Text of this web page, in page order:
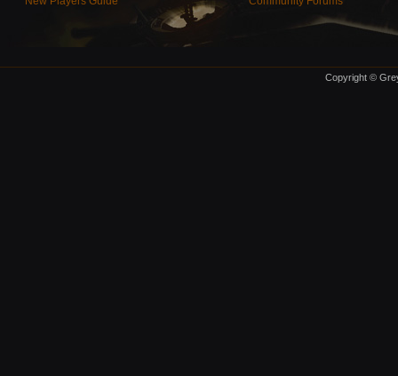
Copyright ©